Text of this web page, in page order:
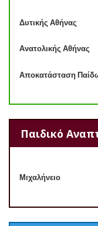
Δυτικής Αθήνας
Ανατολικής Αθήνας
Αποκατάσταση
Παιδικό
Μιχαλήνειο